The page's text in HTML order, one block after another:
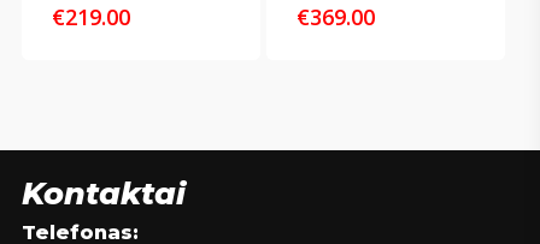
€219.00 €369.00
Kontaktai
Telefonas: